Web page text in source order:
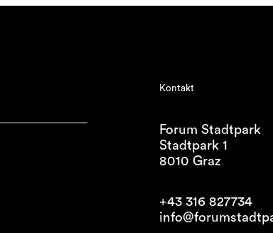
Kontakt
Forum Stadtpark
Stadtpark 1
8010 Graz
+43 316 827734